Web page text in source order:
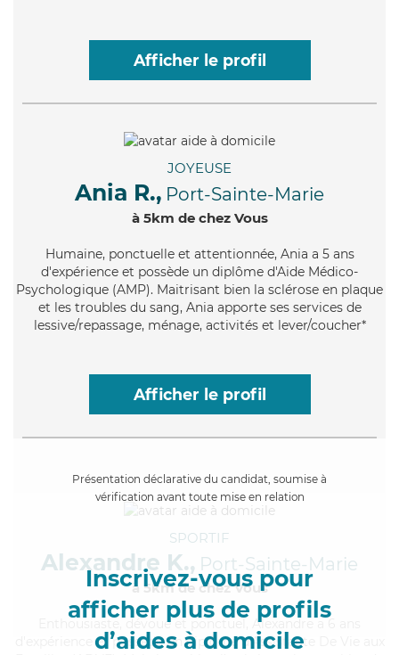
Afficher le profil
JOYEUSE
Ania R., Port-Sainte-Marie
à 5km de chez Vous
Humaine, ponctuelle et attentionnée, Ania a 5 ans
d'expérience et possède un diplôme d'Aide Médico-
Psychologique (AMP). Maitrisant bien la sclérose en plaque
et les troubles du sang, Ania apporte ses services de
lessive/repassage, ménage, activités et lever/coucher*
Afficher le profil
Présentation déclarative du candidat, soumise à
vérification avant toute mise en relation
Inscrivez-vous pour
afficher plus de profils
d’aides à domicile
SPORTIF
Alexandre K., Port-Sainte-Marie
à 5km de chez Vous
, dévoué et ponctuel, Alexandre a 6 ans
d'expérience et possède un diplôme d'Assistante De Vie aux